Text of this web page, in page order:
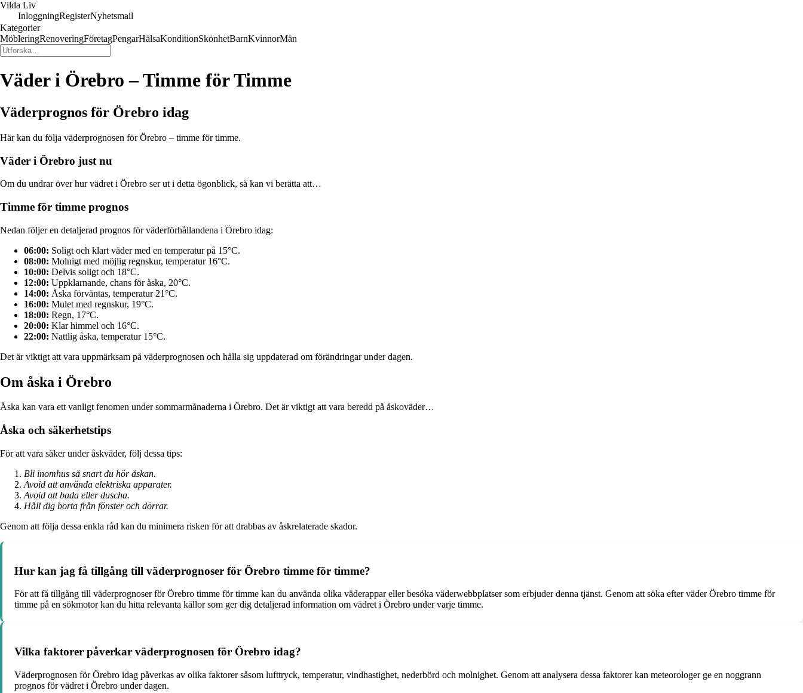
Vilda Liv
InloggningRegisterNyhetsmail
Kategorier
MöbleringRenoveringFöretagPengarHälsaKonditionSkönhetBarnKvinnorMän
Väder i Örebro – Timme för Timme
Väderprognos för Örebro idag
Här kan du följa väderprognosen för Örebro – timme för timme.
Väder i Örebro just nu
Om du undrar över hur vädret i Örebro ser ut i detta ögonblick, så kan vi berätta att…
Timme för timme prognos
Nedan följer en detaljerad prognos för väderförhållandena i Örebro idag:
06:00: Soligt och klart väder med en temperatur på 15°C.
08:00: Molnigt med möjlig regnskur, temperatur 16°C.
10:00: Delvis soligt och 18°C.
12:00: Uppklarnande, chans för åska, 20°C.
14:00: Åska förväntas, temperatur 21°C.
16:00: Mulet med regnskur, 19°C.
18:00: Regn, 17°C.
20:00: Klar himmel och 16°C.
22:00: Nattlig åska, temperatur 15°C.
Det är viktigt att vara uppmärksam på väderprognosen och hålla sig uppdaterad om förändringar under dagen.
Om åska i Örebro
Åska kan vara ett vanligt fenomen under sommarmånaderna i Örebro. Det är viktigt att vara beredd på åskoväder…
Åska och säkerhetstips
För att vara säker under åskväder, följ dessa tips:
Bli inomhus så snart du hör åskan.
Avoid att använda elektriska apparater.
Avoid att bada eller duscha.
Håll dig borta från fönster och dörrar.
Genom att följa dessa enkla råd kan du minimera risken för att drabbas av åskrelaterade skador.
Hur kan jag få tillgång till väderprognoser för Örebro timme för timme?
För att få tillgång till väderprognoser för Örebro timme för timme kan du använda olika väderappar eller besöka väderwebbplatser som erbjuder denna tjänst. Genom att söka efter väder Örebro timme för
timme på en sökmotor kan du hitta relevanta källor som ger dig detaljerad information om vädret i Örebro under varje timme.
Vilka faktorer påverkar väderprognosen för Örebro idag?
Väderprognosen för Örebro idag påverkas av olika faktorer såsom lufttryck, temperatur, vindhastighet, nederbörd och molnighet. Genom att analysera dessa faktorer kan meteorologer ge en noggrann
prognos för vädret i Örebro under dagen.